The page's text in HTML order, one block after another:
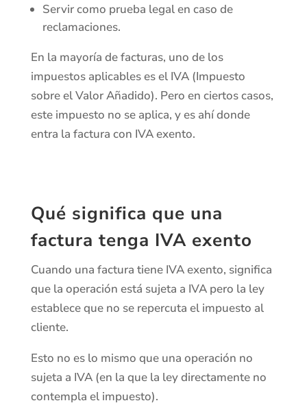
Servir como prueba legal en caso de
reclamaciones.
En la mayoría de facturas, uno de los
impuestos aplicables es el IVA (Impuesto
sobre el Valor Añadido). Pero en ciertos casos,
este impuesto no se aplica, y es ahí donde
entra la factura con IVA exento.
Qué significa que una
factura tenga IVA exento
Cuando una factura tiene IVA exento, significa
que la operación está sujeta a IVA pero la ley
establece que no se repercuta el impuesto al
cliente.
Esto no es lo mismo que una operación no
sujeta a IVA (en la que la ley directamente no
contempla el impuesto).